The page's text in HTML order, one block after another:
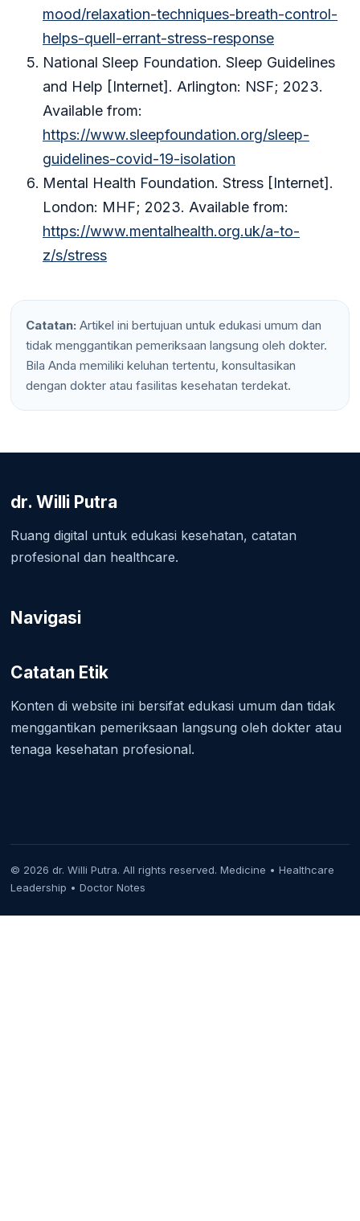
mood/relaxation-techniques-breath-control-
helps-quell-errant-stress-response
National Sleep Foundation. Sleep Guidelines
and Help [Internet]. Arlington: NSF; 2023.
Available from:
https://www.sleepfoundation.org/sleep-
guidelines-covid-19-isolation
Mental Health Foundation. Stress [Internet].
London: MHF; 2023. Available from:
https://www.mentalhealth.org.uk/a-to-
z/s/stress
Catatan: Artikel ini bertujuan untuk edukasi umum dan
tidak menggantikan pemeriksaan langsung oleh dokter.
Bila Anda memiliki keluhan tertentu, konsultasikan
dengan dokter atau fasilitas kesehatan terdekat.
dr. Willi Putra
Ruang digital untuk edukasi kesehatan, catatan
profesional dan healthcare.
Navigasi
Catatan Etik
Konten di website ini bersifat edukasi umum dan tidak
menggantikan pemeriksaan langsung oleh dokter atau
tenaga kesehatan profesional.
© 2026 dr. Willi Putra. All rights reserved. Medicine • Healthcare
Leadership • Doctor Notes